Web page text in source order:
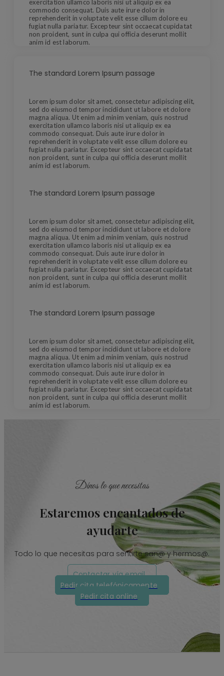
exercitation ullamco laboris nisi ut aliquip ex ea
commodo consequat. Duis aute irure dolor in
reprehenderit in voluptate velit esse cillum dolore eu
fugiat nulla pariatur. Excepteur sint occaecat cupidatat
non proident, sunt in culpa qui officia deserunt mollit
anim id est laborum.
The standard Lorem Ipsum passage
Lorem ipsum dolor sit amet, consectetur adipiscing elit,
sed do eiusmod tempor incididunt ut labore et dolore
magna aliqua. Ut enim ad minim veniam, quis nostrud
exercitation ullamco laboris nisi ut aliquip ex ea
commodo consequat. Duis aute irure dolor in
reprehenderit in voluptate velit esse cillum dolore eu
fugiat nulla pariatur. Excepteur sint occaecat cupidatat
non proident, sunt in culpa qui officia deserunt mollit
anim id est laborum.
The standard Lorem Ipsum passage
Lorem ipsum dolor sit amet, consectetur adipiscing elit,
sed do eiusmod tempor incididunt ut labore et dolore
magna aliqua. Ut enim ad minim veniam, quis nostrud
exercitation ullamco laboris nisi ut aliquip ex ea
commodo consequat. Duis aute irure dolor in
reprehenderit in voluptate velit esse cillum dolore eu
fugiat nulla pariatur. Excepteur sint occaecat cupidatat
non proident, sunt in culpa qui officia deserunt mollit
anim id est laborum.
The standard Lorem Ipsum passage
Lorem ipsum dolor sit amet, consectetur adipiscing elit,
sed do eiusmod tempor incididunt ut labore et dolore
magna aliqua. Ut enim ad minim veniam, quis nostrud
exercitation ullamco laboris nisi ut aliquip ex ea
commodo consequat. Duis aute irure dolor in
reprehenderit in voluptate velit esse cillum dolore eu
fugiat nulla pariatur. Excepteur sint occaecat cupidatat
non proident, sunt in culpa qui officia deserunt mollit
anim id est laborum.
Dínos lo que necesitas
Estaremos encantados de
ayudarte
Todo lo que necesitas para sentirte san@ y hermos@.
Contactar vía email
Pedir cita telefónicamente
Pedir cita online